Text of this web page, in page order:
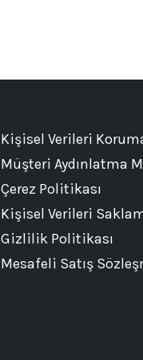
Kişisel Verileri
Müşteri Aydınlatma
Çerez Politikası
Kişisel Verileri
Gizlilik Politikası
Mesafeli Satış